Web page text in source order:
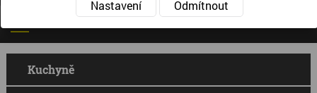
Kuchyně
Nastavení
Odmítnout